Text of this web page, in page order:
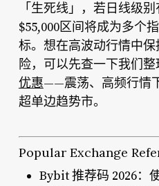
「生死线」，若日线级
$55,000区间将成为多个
标。想在高波动行情中
险，可以先查一下我们整
优惠——震荡、高频行情
超单边趋势市。
Popular Exchange
Bybit 推荐码 2026：